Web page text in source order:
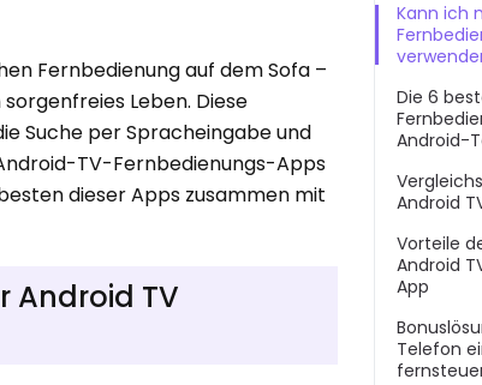
Fernbedienung auf dem Sofa –
Leben. Diese
Suche per Spracheingabe und
TV-Fernbedienungs-Apps
dieser Apps zusammen mit
Android TV
Kann ich
Die 6
Android-
Android
Vorteile
Android
App
Telefon